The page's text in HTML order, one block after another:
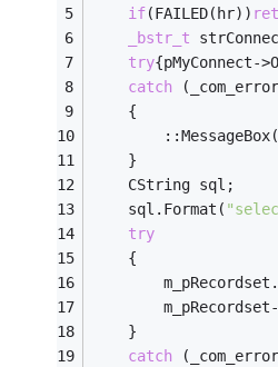
if(FAILED(hr))
_bstr_t
try{pMyConnect-
catch
	{
		::MessageBox(
	}
	CString sql;
	sql.Format(
try
	{
	}
catch